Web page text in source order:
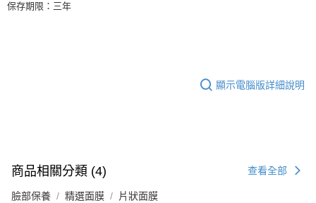
保存期限：三年
顯示電腦版詳細說明
商品相關分類 (4) 查看全部
臉部保養 精選面膜 片狀面膜